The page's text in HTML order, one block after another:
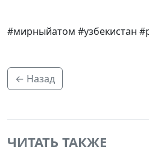
#мирныйатом #узбекистан
← Назад
ЧИТАТЬ ТАКЖЕ